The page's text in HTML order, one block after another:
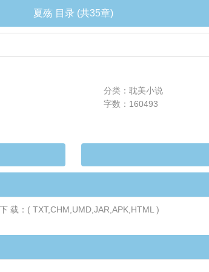
夏殇 目录 (共35章)
分类：耽美小说
字数：160493
载：( TXT,CHM,UMD,JAR,APK,HTML )